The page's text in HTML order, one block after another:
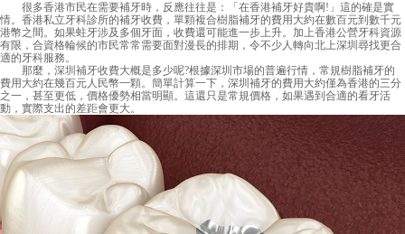
很多香港市民在需要補牙時，反應往往是：「在香港補牙好貴啊!」這的確是實
情。香港私立牙科診所的補牙收費，單顆複合樹脂補牙的費用大約在數百元到數千元
港幣之間。如果蛀牙涉及多個牙面，收費還可能進一步上升。加上香港公營牙科資源
有限，合資格輪候的市民常常需要面對漫長的排期，令不少人轉向北上深圳尋找更合
適的牙科服務。
那麼， 深圳補牙收費大概是多少呢?根據深圳市場的普遍行情，常規樹脂補牙的
費用大約在幾百元人民幣一顆。簡單計算一下，深圳補牙的費用大約僅為香港的三分
之一，甚至更低，價格優勢相當明顯。這還只是常規價格，如果遇到合適的看牙活
動，實際支出的差距會更大。